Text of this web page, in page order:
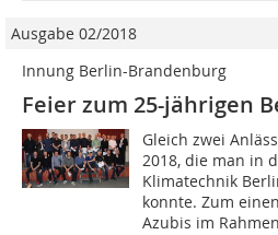
Ausgabe 02/2018
Innung Berlin-Brandenburg
Feier zum 25-jährigen
Gleich zwei
2018, die man in
Klimatechnik
konnte. Zum
Azubis im